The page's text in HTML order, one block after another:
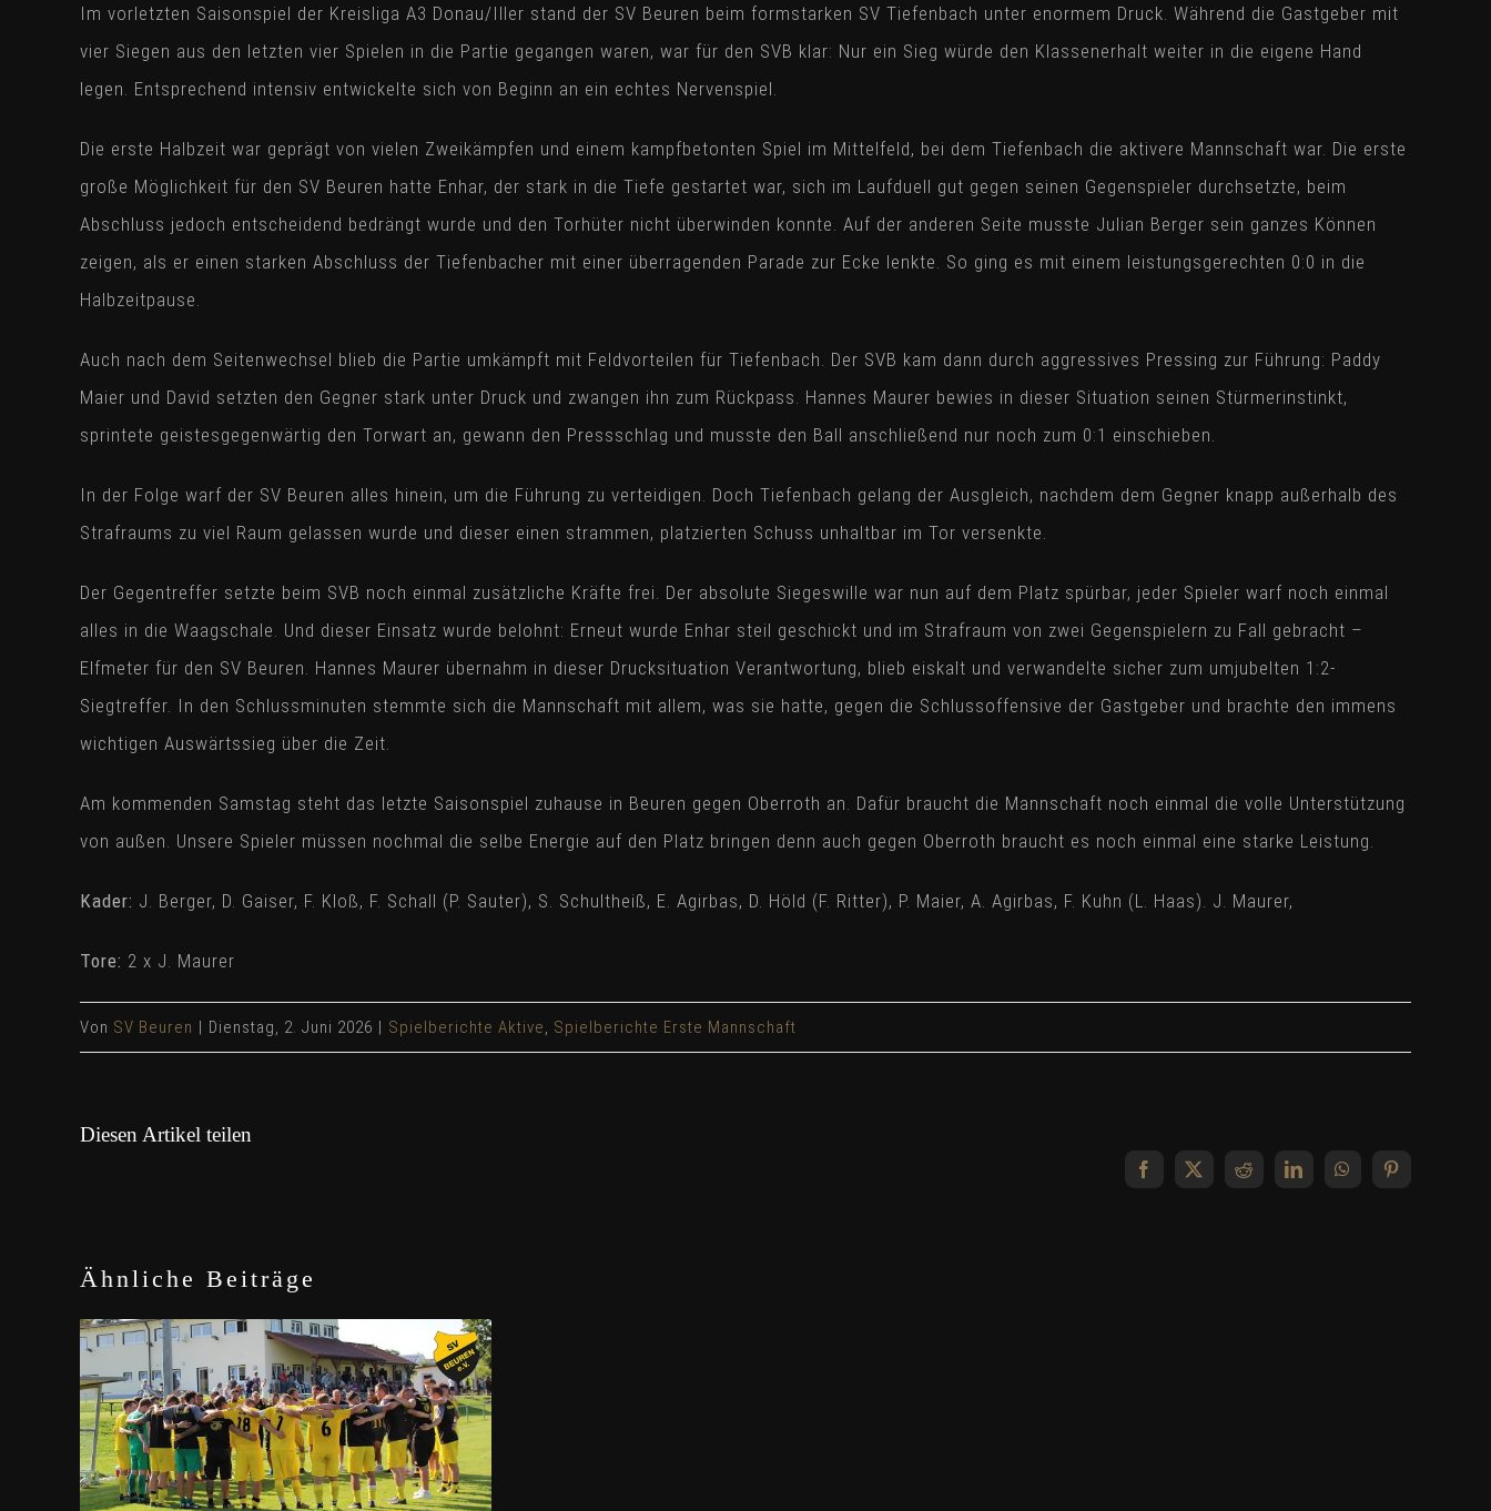
Im vorletzten Saisonspiel der Kreisliga A3 Donau/Iller stand der SV Beuren beim formstarken SV Tiefenbach unter enormem Druck. Während die Gastgeber mit
vier Siegen aus den letzten vier Spielen in die Partie gegangen waren, war für den SVB klar: Nur ein Sieg würde den Klassenerhalt weiter in die eigene Hand
legen. Entsprechend intensiv entwickelte sich von Beginn an ein echtes Nervenspiel.
Die erste Halbzeit war geprägt von vielen Zweikämpfen und einem kampfbetonten Spiel im Mittelfeld, bei dem Tiefenbach die aktivere Mannschaft war. Die erste
große Möglichkeit für den SV Beuren hatte Enhar, der stark in die Tiefe gestartet war, sich im Laufduell gut gegen seinen Gegenspieler durchsetzte, beim
Abschluss jedoch entscheidend bedrängt wurde und den Torhüter nicht überwinden konnte. Auf der anderen Seite musste Julian Berger sein ganzes Können
zeigen, als er einen starken Abschluss der Tiefenbacher mit einer überragenden Parade zur Ecke lenkte. So ging es mit einem leistungsgerechten 0:0 in die
Halbzeitpause.
Auch nach dem Seitenwechsel blieb die Partie umkämpft mit Feldvorteilen für Tiefenbach. Der SVB kam dann durch aggressives Pressing zur Führung: Paddy
Maier und David setzten den Gegner stark unter Druck und zwangen ihn zum Rückpass. Hannes Maurer bewies in dieser Situation seinen Stürmerinstinkt,
sprintete geistesgegenwärtig den Torwart an, gewann den Pressschlag und musste den Ball anschließend nur noch zum 0:1 einschieben.
In der Folge warf der SV Beuren alles hinein, um die Führung zu verteidigen. Doch Tiefenbach gelang der Ausgleich, nachdem dem Gegner knapp außerhalb des
Strafraums zu viel Raum gelassen wurde und dieser einen strammen, platzierten Schuss unhaltbar im Tor versenkte.
Der Gegentreffer setzte beim SVB noch einmal zusätzliche Kräfte frei. Der absolute Siegeswille war nun auf dem Platz spürbar, jeder Spieler warf noch einmal
alles in die Waagschale. Und dieser Einsatz wurde belohnt: Erneut wurde Enhar steil geschickt und im Strafraum von zwei Gegenspielern zu Fall gebracht –
Elfmeter für den SV Beuren. Hannes Maurer übernahm in dieser Drucksituation Verantwortung, blieb eiskalt und verwandelte sicher zum umjubelten 1:2-
Siegtreffer. In den Schlussminuten stemmte sich die Mannschaft mit allem, was sie hatte, gegen die Schlussoffensive der Gastgeber und brachte den immens
wichtigen Auswärtssieg über die Zeit.
Am kommenden Samstag steht das letzte Saisonspiel zuhause in Beuren gegen Oberroth an. Dafür braucht die Mannschaft noch einmal die volle Unterstützung
von außen. Unsere Spieler müssen nochmal die selbe Energie auf den Platz bringen denn auch gegen Oberroth braucht es noch einmal eine starke Leistung.
Kader: J. Berger, D. Gaiser, F. Kloß, F. Schall (P. Sauter), S. Schultheiß, E. Agirbas, D. Höld (F. Ritter), P. Maier, A. Agirbas, F. Kuhn (L. Haas). J. Maurer,
Tore: 2 x J. Maurer
Von SV Beuren | Dienstag, 2. Juni 2026 | Spielberichte Aktive, Spielberichte Erste Mannschaft
Diesen Artikel teilen
Facebook Reddit LinkedInWhatsApp
Ähnliche Beiträge